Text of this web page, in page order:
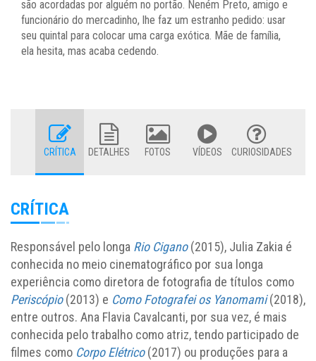
são acordadas por alguém no portão. Neném Preto, amigo e
funcionário do mercadinho, lhe faz um estranho pedido: usar
seu quintal para colocar uma carga exótica. Mãe de família,
ela hesita, mas acaba cedendo.
CRÍTICA DETALHES FOTOS VÍDEOS CURIOSIDADES
CRÍTICA
Responsável pelo longa Rio Cigano(2015), Julia Zakia é
conhecida no meio cinematográfico por sua longa
experiência como diretora de fotografia de títulos como
Periscópio(2013) e Como Fotografei os Yanomami(2018),
entre outros. Ana Flavia Cavalcanti, por sua vez, é mais
conhecida pelo trabalho como atriz, tendo participado de
filmes como Corpo Elétrico(2017) ou produções para a